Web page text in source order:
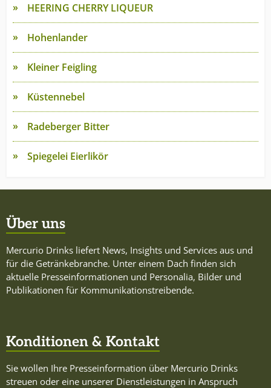
HEERING CHERRY LIQUEUR
Hohenlander
Kleiner Feigling
Küstennebel
Radeberger Bitter
Spiegelei Eierlikör
Über uns
Mercurio Drinks liefert News, Insights und Services aus und
für die Getränkebranche. Unter einem Dach finden sich
aktuelle Presseinformationen und Personalia, Bilder und
Publikationen für Kommunikationstreibende.
Konditionen & Kontakt
Sie wollen Ihre Presseinformation über Mercurio Drinks
streuen oder eine unserer Dienstleistungen in Anspruch